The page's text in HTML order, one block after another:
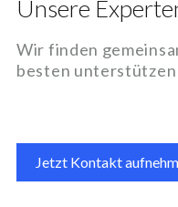
Unsere
Wir finden
besten unterstützen
Jetzt Kontakt